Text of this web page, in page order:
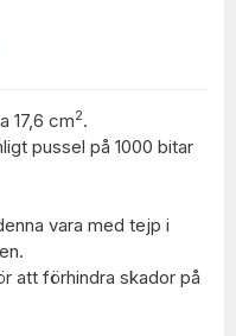
17,6 cm2.
pussel på 1000 bitar
vara med tejp i
att förhindra skador på